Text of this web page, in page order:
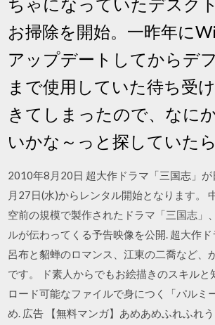
お掃除を開始。一昨年に
アップデートしてからデ
まで使用していた待ち受
きてしまったので、なに
いかな～っと探していた
2010年8月20日 超大作ドラマ「三国志」
月27日(水)からレンタル開始となります。
空前の規模で製作されたドラマ「三国志」
ルが伝わってくる予告映像を公開. 超大作
呂布と貂蝉のロマンス、江東の二喬など、
です。 ド素人からでもお絵描きのスキルと
ロード可能なファイルで身につく「パルミ
め. 広告 【無料マンガ】あめあめふれふれ